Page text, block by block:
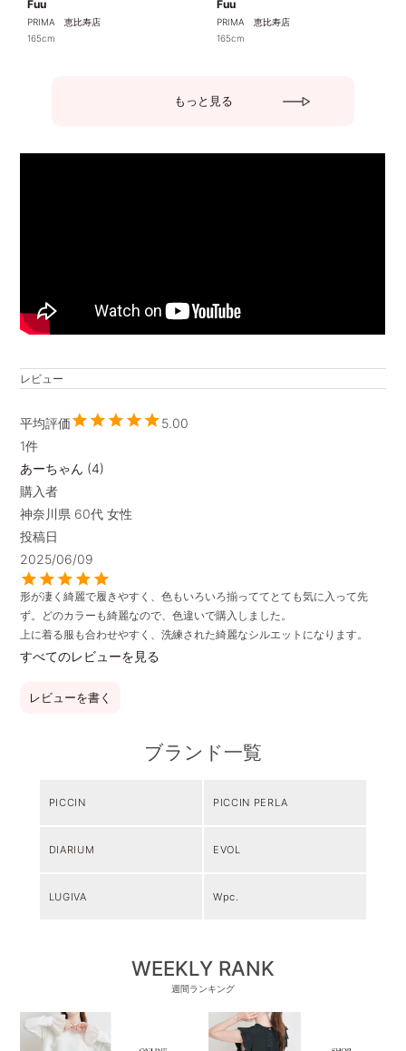
Fuu
PRIMA 恵比寿店
165cm
Fuu
PRIMA 恵比寿店
165cm
もっと見る
レビュー
5.00
1
あーちゃん
4
購入者
神奈川県 60代 女性
投稿日
2025/06/09
形が凄く綺麗で履きやすく、色もいろいろ揃っててとても気に入って先
ず。どのカラーも綺麗なので、色違いで購入しました。
上に着る服も合わせやすく、洗練された綺麗なシルエットになります。
すべてのレビューを見る
レビューを書く
ブランド一覧
PICCIN PICCIN PERLA
DIARIUM EVOL
LUGIVA Wpc.
WEEKLY RANK
週間ランキング